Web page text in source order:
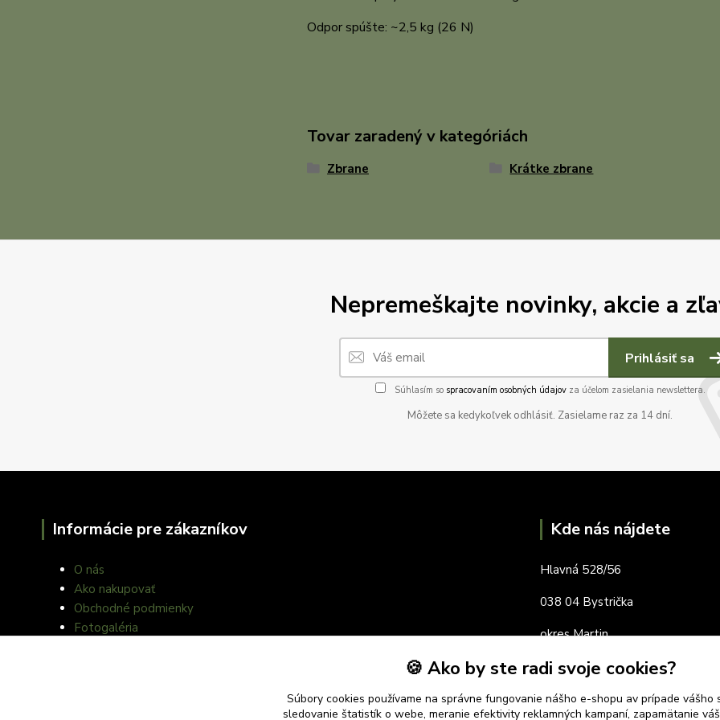
Odpor spúšte: ~2,5 kg (26 N)
Tovar zaradený v kategóriách
Zbrane Krátke zbrane
Nepremeškajte novinky, akcie a
Prihlásiť sa
Súhlasím so spracovaním osobných údajovza účelom zasielania newslettera.
Môžete sa kedykoľvek odhlásiť. Zasielame raz za 14 dní.
Informácie pre zákazníkov
O nás
Ako nakupovať
Obchodné podmienky
Fotogaléria
Kde nás nájdete
Hlavná 528/56
038 04 Bystrička
okres Martin
🍪 Ako by ste radi svoje cookies?
Súbory cookies používame na správne fungovanie nášho e-shopu av prípade vášho
sledovanie štatistík o webe, meranie efektivity reklamných kampaní, zapamätanie